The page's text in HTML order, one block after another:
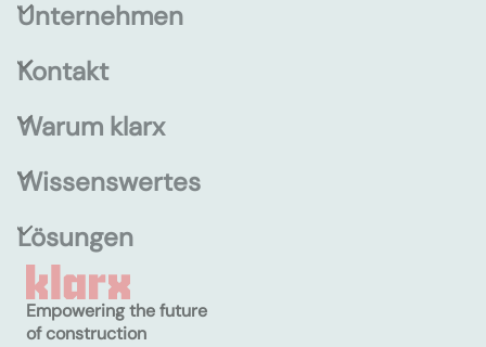
Unternehmen
Kontakt
Warum klarx
Wissenswertes
Lösungen
Empowering the future
of construction